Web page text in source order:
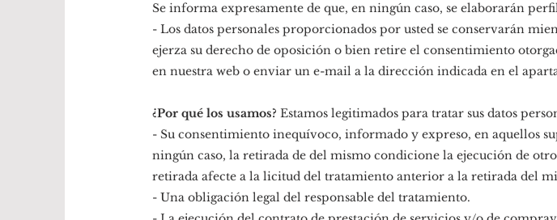
Se informa expresamente de que, en ningún caso, se elaborarán
- Los datos personales proporcionados por usted se conservarán
ejerza su derecho de oposición o bien retire el consentimiento
en nuestra web o enviar un e-mail a la dirección indicada en el
¿Por qué los usamos? Estamos legitimados para tratar sus datos
- Su consentimiento inequívoco, informado y expreso, en aquellos
ningún caso, la retirada de del mismo condicione la ejecución de
retirada afecte a la licitud del tratamiento anterior a la retirada del
- Una obligación legal del responsable del tratamiento.